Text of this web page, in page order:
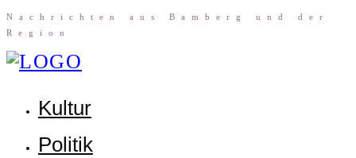
Nach­rich­ten aus Bam­berg und der
Region
Kul­tur
Poli­tik